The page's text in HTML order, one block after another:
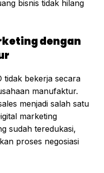
bisnis tidak hilang
dengan
tidak bekerja secara
manufaktur.
menjadi salah satu
marketing
sudah teredukasi,
proses negosiasi